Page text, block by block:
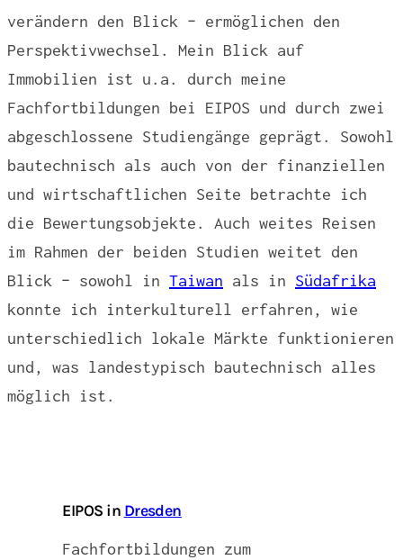
verändern den Blick – ermöglichen den
Perspektivwechsel. Mein Blick auf
Immobilien ist u.a. durch meine
Fachfortbildungen bei EIPOS und durch zwei
abgeschlossene Studiengänge geprägt. Sowohl
bautechnisch als auch von der finanziellen
und wirtschaftlichen Seite betrachte ich
die Bewertungsobjekte. Auch weites Reisen
im Rahmen der beiden Studien weitet den
Blick – sowohl in Taiwan als in Südafrika
konnte ich interkulturell erfahren, wie
unterschiedlich lokale Märkte funktionieren
und, was landestypisch bautechnisch alles
möglich ist.
EIPOS in Dresden
Fachfortbildungen zum